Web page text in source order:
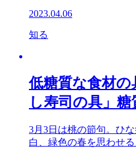
2023.04.06
知る
低糖質な食材
し寿司の具」
3月3日は桃の節句。ひ
白、緑色の春を思わせ